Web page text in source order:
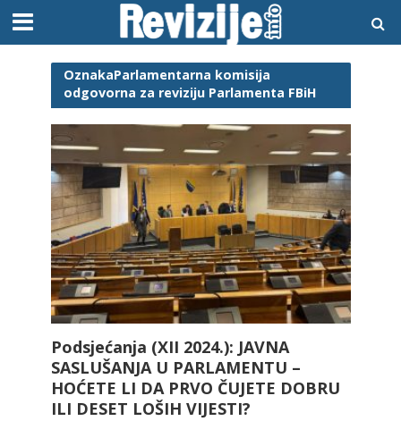
OznakaParlamentarna komisija
odgovorna za reviziju Parlamenta FBiH
Podsjećanja (XII 2024.): JAVNA
SASLUŠANJA U PARLAMENTU –
HOĆETE LI DA PRVO ČUJETE DOBRU
ILI DESET LOŠIH VIJESTI?